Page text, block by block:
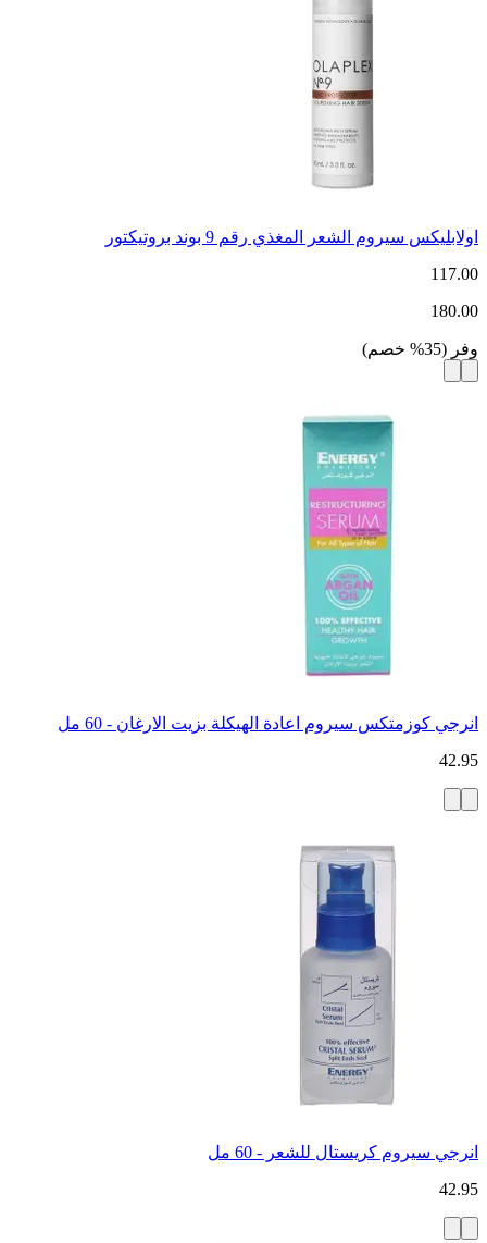
اولابليكس سيروم الشعر المغذي رقم 9 بوند بروتيكتور
117.00
180.00
وفر (
35
% خصم)
انرجي كوزمتكس سيروم اعادة الهيكلة بزيت الارغان - 60 مل
42.95
انرجي سيروم كريستال للشعر - 60 مل
42.95